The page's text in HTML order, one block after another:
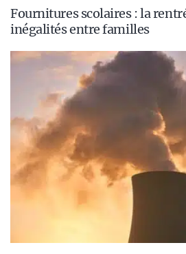
Fournitures scolaires : la
inégalités entre familles